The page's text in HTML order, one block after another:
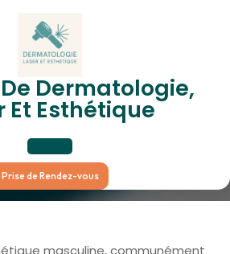
Dermatologie,
Et Esthétique
Open
Button
Prise de Rendez-vous
Androgénétique
(Calvitie)
masculine, communément